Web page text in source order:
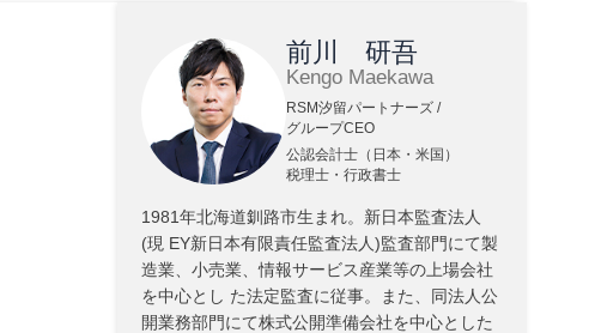
前川 研吾
Kengo Maekawa
RSM汐留パートナーズ /
グループCEO
公認会計士（日本・米国）
税理士・行政書士
1981年北海道釧路市生まれ。新日本監査法人
(現 EY新日本有限責任監査法人)監査部門にて製
造業、小売業、情報サービス産業等の上場会社
を中心とし た法定監査に従事。また、同法人公
開業務部門にて株式公開準備会社を中心とした